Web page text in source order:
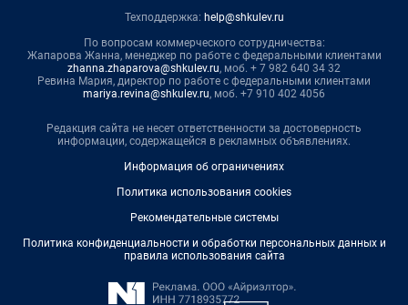
Техподдержка: help@shkulev.ru
По вопросам коммерческого сотрудничества:
Жапарова Жанна, менеджер по работе с федеральными клиентами
zhanna.zhaparova@shkulev.ru, моб. + 7 982 640 34 32
Ревина Мария, директор по работе с федеральными клиентами
mariya.revina@shkulev.ru, моб. +7 910 402 4056
Редакция сайта не несет ответственности за достоверность
информации, содержащейся в рекламных объявлениях.
Информация об ограничениях
Политика использования cookies
Рекомендательные системы
Политика конфиденциальности и обработки персональных данных и
правила использования сайта